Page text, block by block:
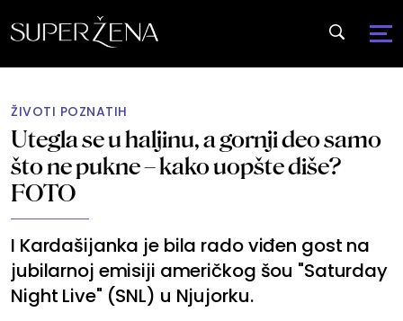
ŽIVOTI POZNATIH
Utegla se u haljinu, a gornji deo samo
što ne pukne – kako uopšte diše?
FOTO
I Kardašijanka je bila rado viđen gost na
jubilarnoj emisiji američkog šou "Saturday
Night Live" (SNL) u Njujorku.